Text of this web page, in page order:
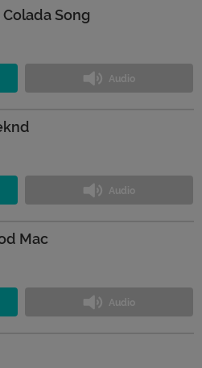
Song
Mac